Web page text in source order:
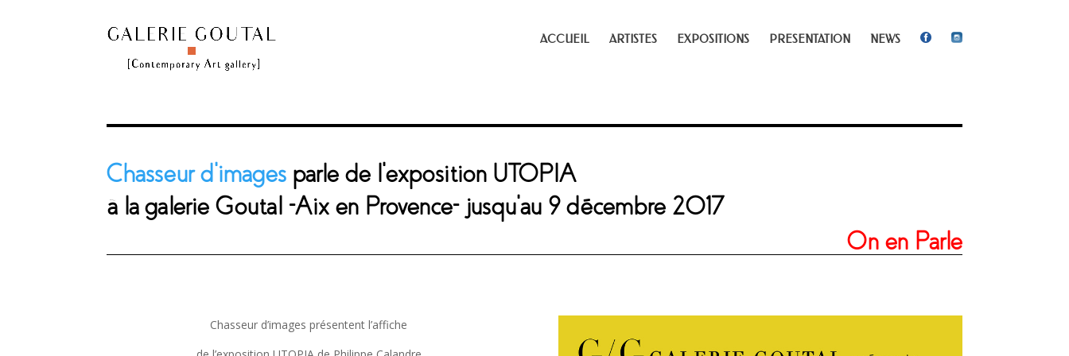
ACCUEIL ARTISTES EXPOSITIONS PRESENTATION NEWS
Chasseur d’images parle de l’exposition UTOPIA
à la galerie Goutal -Aix en Provence- jusqu’au 9 décembre 2017
On en Parle
Chasseur d’images présentent l’affiche